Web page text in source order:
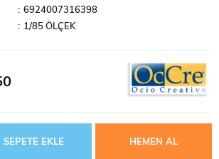
: 6924007316398
: 1/85 ÖLÇEK